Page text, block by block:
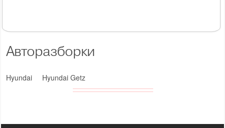
Авторазборки
Hyundai Hyundai Getz